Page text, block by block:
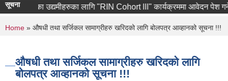
सूचनाफर्केका उद्यमीहरुका लागि "RIN Cohort lll" कार्यक्रममा आवेदन पेश गर्ने
You are here
Home » औषधी तथा सर्जिकल सामाग्रीहरु खरिदको लागि बोलपत्र आव्हानको सूचना !!!
औषधी तथा सर्जिकल सामाग्रीहरु खरिदको लागि
बोलपत्र आव्हानको सूचना !!!